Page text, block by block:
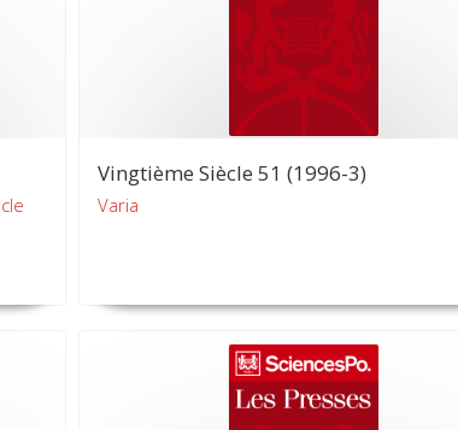
Vingtième Siècle 51 (1996-3)
Varia